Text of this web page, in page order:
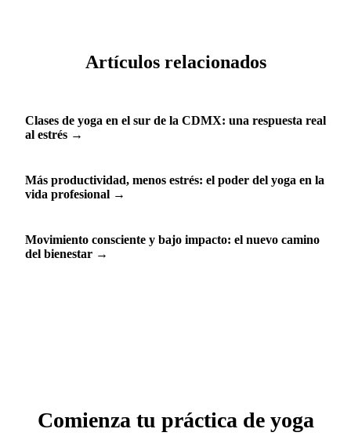
Artículos relacionados
Clases de yoga en el sur de la CDMX: una respuesta real
al estrés →
Más productividad, menos estrés: el poder del yoga en la
vida profesional →
Movimiento consciente y bajo impacto: el nuevo camino
del bienestar →
Comienza tu práctica de yoga